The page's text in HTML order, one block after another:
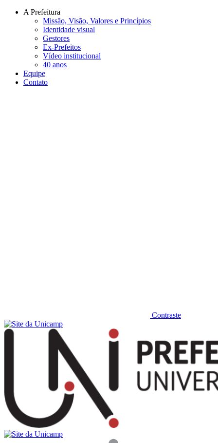
Conteúdo principal
A Prefeitura
Missão, Visão, Valores e Princípios
Identidade visual
Gestores
Ex-Prefeitos
Vídeo institucional
40 anos
Equipe
Contato
Contraste